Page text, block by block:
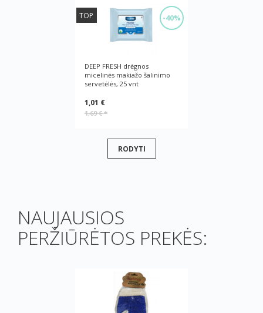
-40%
TOP
DEEP FRESH drėgnos
micelinės makiažo šalinimo
servetėlės, 25 vnt
1,01 €
1,69 €*
RODYTI
NAUJAUSIOS
PERŽIŪRĖTOS PREKĖS: